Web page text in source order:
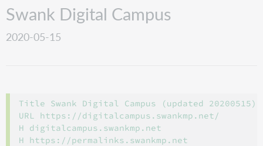
Swank Digital Campus
2020-05-15
Title Swank Digital Campus (updated 20200515)
URL https://digitalcampus.swankmp.net/
H digitalcampus.swankmp.net
H https://permalinks.swankmp.net